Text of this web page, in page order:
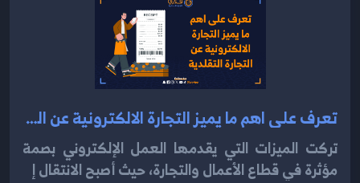
تعرف على اهم ما يميز التجارة الالكترونية عن التجارة التقلدية في عام 2024
تركت الميزات التي يقدمها العمل الإلكتروني بصمة
مؤثرة في قطاع الأعمال والتجارة، حيث أصبح الانتقال إ